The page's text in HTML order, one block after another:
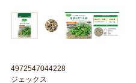
4972547044228
ジェックス